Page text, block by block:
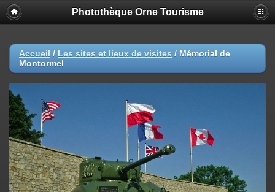
Photothèque Orne Tourisme
Accueil / Les sites et lieux de visites / Mémorial de
Montormel